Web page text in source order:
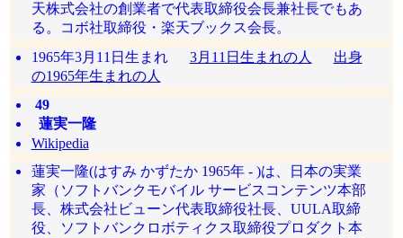
天株式会社の創業者で代表取締役会長兼社長でもあ
る。コボ社取締役・楽天ブックス会長。
1965年3月11日生まれ 3月11日生まれの人
出身
の1965年生まれの人
49
蓮実一隆
Wikipedia
蓮実一隆(はすみ かずたか 1965年 - )は、日本の実業
家（ソフトバンクモバイル サービスコンテンツ本部
長、株式会社ビューン代表取締役社長、UULA取締
役、ソフトバンクロボティクス取締役プロダクト本